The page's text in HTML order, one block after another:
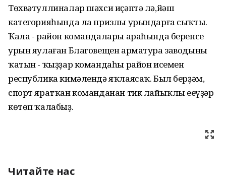
Төхвәтуллиналар шәхси иҫәптә лә,йәш
категорияһында ла призлы урындарға сыҡты.
Ҡала - район командалары араһында беренсе
урын яулаған Благовещен арматура заводының
ҡатын - ҡыҙҙар командаһы район исемен
республика кимәлендә яҡлаясаҡ. Был берҙәм,
спорт яратҡан команданан тик лайыҡлы еңеүҙәр
көтөп ҡалабыҙ.
Читайте нас